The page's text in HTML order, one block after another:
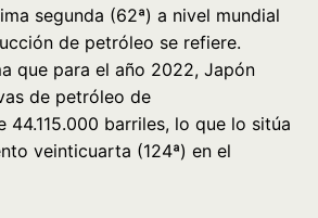
segunda (62ª) a nivel mundial
de petróleo se refiere.
que para el año 2022, Japón
de petróleo de
44.115.000 barriles, lo que lo sitúa
veinticuarta (124ª) en el